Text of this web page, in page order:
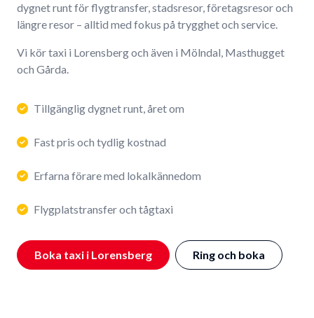
dygnet runt för flygtransfer, stadsresor, företagsresor och
längre resor – alltid med fokus på trygghet och service.
Vi kör taxi i Lorensberg och även i Mölndal, Masthugget
och Gårda.
Tillgänglig dygnet runt, året om
Fast pris och tydlig kostnad
Erfarna förare med lokalkännedom
Flygplatstransfer och tågtaxi
Boka taxi i Lorensberg Ring och boka